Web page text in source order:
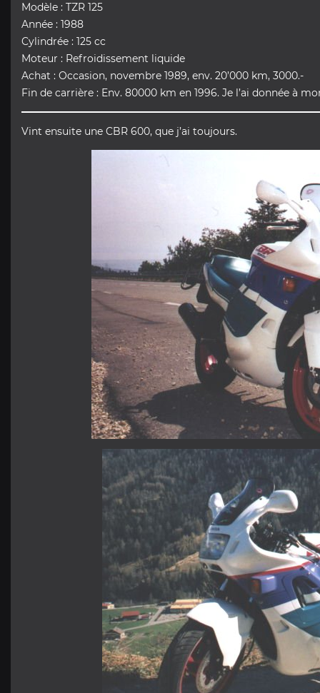
Modèle : TZR 125
Année : 1988
Cylindrée : 125 cc
Moteur : Refroidissement liquide
Achat : Occasion, novembre 1989, env. 20’000 km, 3000.-
Fin de carrière : Env. 80000 km en 1996. Je l’ai donnée à
Vint ensuite une CBR 600, que j’ai toujours.